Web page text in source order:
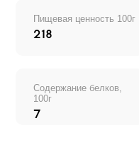
Пищевая ценность 100г
218
Содержание белков,
100г
7